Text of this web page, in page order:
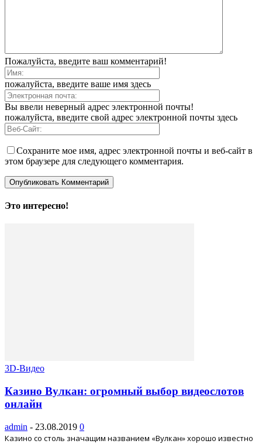
Пожалуйста, введите ваш комментарий!
пожалуйста, введите ваше имя здесь
Вы ввели неверный адрес электронной почты!
пожалуйста, введите свой адрес электронной почты здесь
Сохраните мое имя, адрес электронной почты и веб-сайт в
этом браузере для следующего комментария.
Это интересно!
3D-Видео
Казино Вулкан: огромный выбор видеослотов
онлайн
admin - 23.08.2019 0
Казино со столь значащим названием «Вулкан» хорошо известно